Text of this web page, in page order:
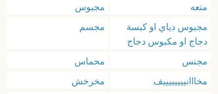
متعه
مجبوس
مجبوس دياي او كبسة
دجاج او مكبوس دجاج
مجسم
مجنس
محماس
مخااانييييييييف
مخرخش